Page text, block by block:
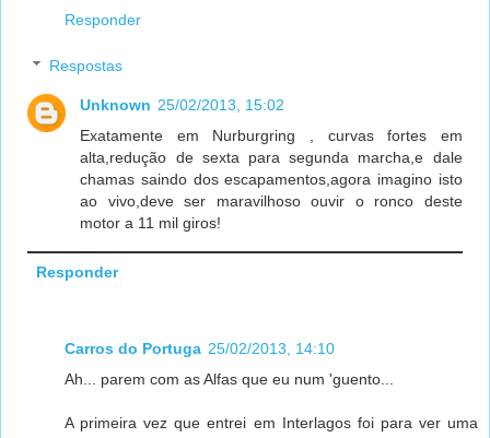
Responder
Respostas
Unknown 25/02/2013, 15:02
Exatamente em Nurburgring , curvas fortes em
alta,redução de sexta para segunda marcha,e dale
chamas saindo dos escapamentos,agora imagino isto
ao vivo,deve ser maravilhoso ouvir o ronco deste
motor a 11 mil giros!
Responder
Carros do Portuga 25/02/2013, 14:10
Ah... parem com as Alfas que eu num 'guento...
A primeira vez que entrei em Interlagos foi para ver uma